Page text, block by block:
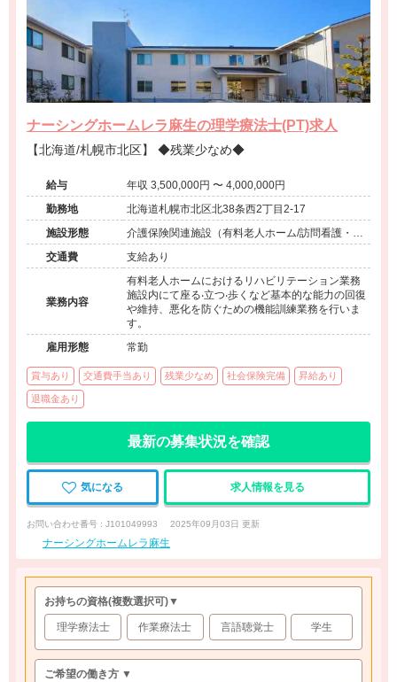
ナーシングホームレラ麻生の理学療法士(PT)求人
【北海道/札幌市北区】 ◆残業少なめ◆
給与
年収 3,500,000円 〜 4,000,000円
勤務地
北海道札幌市北区北38条西2丁目2-17
施設形態
介護保険関連施設（有料老人ホーム/訪問看護・リ
ハ）
交通費 支給あり
業務内容
有料老人ホームにおけるリハビリテーション業務
施設内にて座る‧立つ‧歩くなど基本的な能力の回復
や維持、悪化を防ぐための機能訓練業務を行いま
す。
雇用形態
常勤
賞与あり 交通費手当あり 残業少なめ 社会保険完備 昇給あり
退職金あり
最新の募集状況を確認
気になる 求人情報を見る
お問い合わせ番号 : J101049993 2025年09月03日 更新
ナーシングホームレラ麻生
お持ちの資格(複数選択可)▼
理学療法士 作業療法士 言語聴覚士 学生
ご希望の働き方 ▼